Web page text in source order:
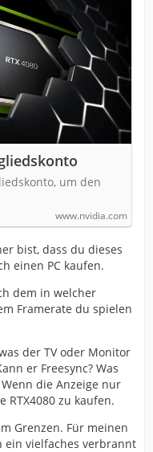
um den
www.nvidia.com
bist, dass du dieses
einen PC kaufen.
dem in welcher
Framerate du spielen
der TV oder Monitor
er Freesync? Was
die Anzeige nur
RTX4080 zu kaufen.
Grenzen. Für meinen
ein vielfaches verbrannt